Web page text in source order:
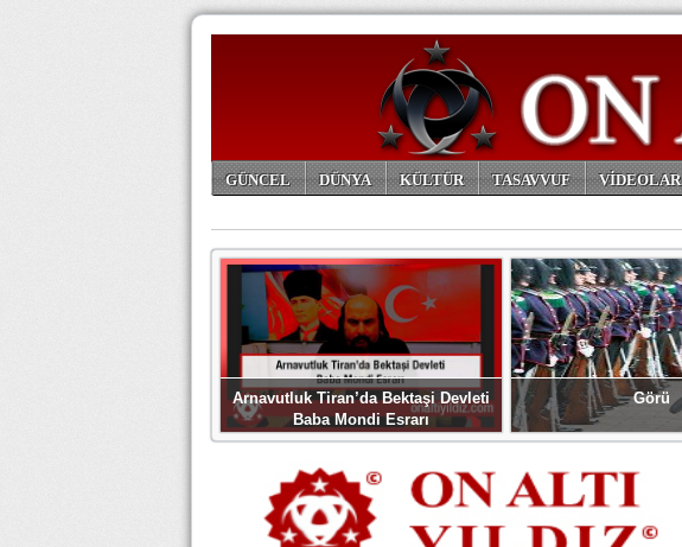
GÜNCEL DÜNYA KÜLTÜR TASAVVUF VİDEOLAR
Arnavutluk Tiran’da Bektaşi Devleti
Baba Mondi Esrarı
Görü